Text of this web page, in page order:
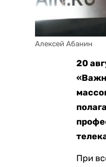
Алексей Абанин
20
При